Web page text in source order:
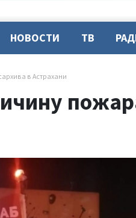
НОВОСТИ ТВ
в Астрахани